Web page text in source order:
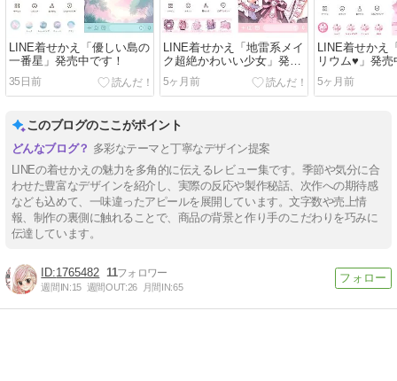
LINE着せかえ「優しい島の
一番星」発売中です！
35日前
LINE着せかえ「地雷系メイ
ク超絶かわいい少女」発売
中です！
5ヶ月前
LINE着せかえ
リウム♥」発売
5ヶ月前
このブログのここがポイント
多彩なテーマと丁寧なデザイン提案
LINEの着せかえの魅力を多角的に伝えるレビュー集です。季節や気分に合
わせた豊富なデザインを紹介し、実際の反応や製作秘話、次作への期待感
なども込めて、一味違ったアピールを展開しています。文字数や売上情
報、制作の裏側に触れることで、商品の背景と作り手のこだわりを巧みに
伝達しています。
1765482 11
週間IN:15 週間OUT:26 月間IN:65